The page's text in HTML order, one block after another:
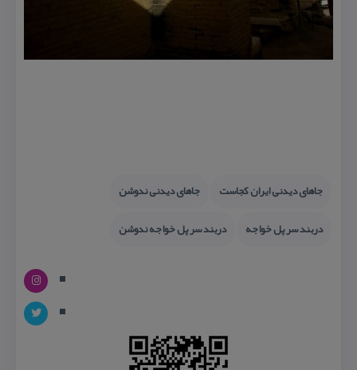
جاهای دیدنی ایران كجاست
جاهای دیدنی ندوشن
دربند سر پل خواجه
دربند سر پل خواجه ندوشن